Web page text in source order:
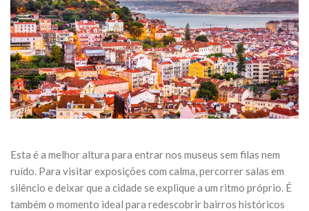
Esta é a melhor altura para entrar nos museus sem filas nem
ruído. Para visitar exposições com calma, percorrer salas em
silêncio e deixar que a cidade se explique a um ritmo próprio. É
também o momento ideal para redescobrir bairros históricos